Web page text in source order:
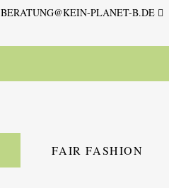
BERATUNG@KEIN-PLANET-B.DE
FAIR FASHION